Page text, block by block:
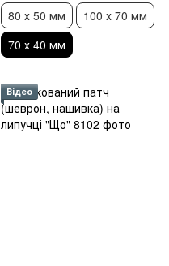
80 х 50 мм
100 х 70 мм
70 х 40 мм
Відео